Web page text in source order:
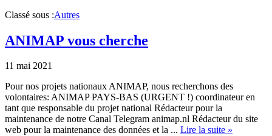
Classé sous :Autres
ANIMAP vous cherche
11 mai 2021
Pour nos projets nationaux ANIMAP, nous recherchons des
volontaires: ANIMAP PAYS-BAS (URGENT !) coordinateur en
tant que responsable du projet national Rédacteur pour la
maintenance de notre Canal Telegram animap.nl Rédacteur du site
web pour la maintenance des données et la ... Lire la suite »